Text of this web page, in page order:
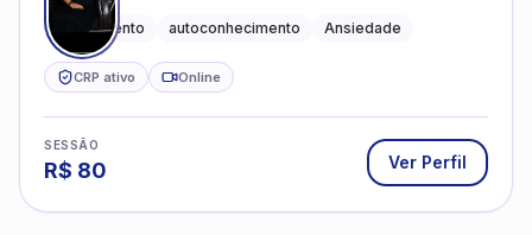
Acolhimento autoconhecimento Ansiedade
CRP ativo Online
SESSÃO
R$ 80 Ver Perfil